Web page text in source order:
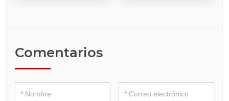
Comentarios